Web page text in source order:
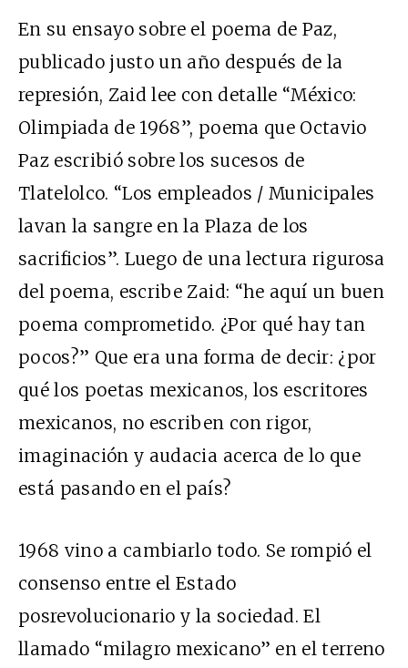
En su ensayo sobre el poema de Paz,
publicado justo un año después de la
represión, Zaid lee con detalle “México:
Olimpiada de 1968”, poema que Octavio
Paz escribió sobre los sucesos de
Tlatelolco. “Los empleados / Municipales
lavan la sangre en la Plaza de los
sacrificios”. Luego de una lectura rigurosa
del poema, escribe Zaid: “he aquí un buen
poema comprometido. ¿Por qué hay tan
pocos?” Que era una forma de decir: ¿por
qué los poetas mexicanos, los escritores
mexicanos, no escriben con rigor,
imaginación y audacia acerca de lo que
está pasando en el país?
1968 vino a cambiarlo todo. Se rompió el
consenso entre el Estado
posrevolucionario y la sociedad. El
llamado “milagro mexicano” en el terreno